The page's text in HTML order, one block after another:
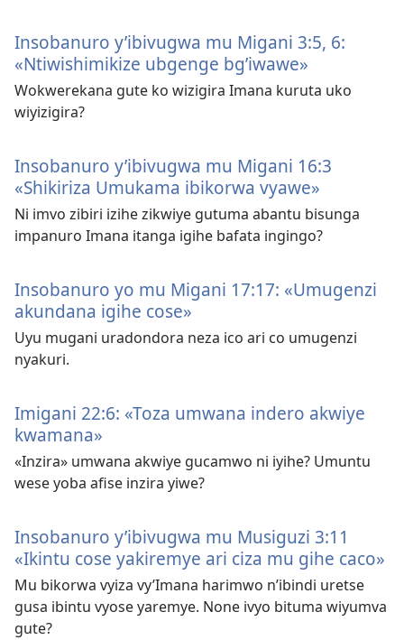
Insobanuro y’ibivugwa mu Migani 3:5, 6:
«Ntiwishimikize ubgenge bg’iwawe»
Wokwerekana gute ko wizigira Imana kuruta uko
wiyizigira?
Insobanuro y’ibivugwa mu Migani 16:3
«Shikiriza Umukama ibikorwa vyawe»
Ni imvo zibiri izihe zikwiye gutuma abantu bisunga
impanuro Imana itanga igihe bafata ingingo?
Insobanuro yo mu Migani 17:17: «Umugenzi
akundana igihe cose»
Uyu mugani uradondora neza ico ari co umugenzi
nyakuri.
Imigani 22:6: «Toza umwana indero akwiye
kwamana»
«Inzira» umwana akwiye gucamwo ni iyihe? Umuntu
wese yoba afise inzira yiwe?
Insobanuro y’ibivugwa mu Musiguzi 3:11
«Ikintu cose yakiremye ari ciza mu gihe caco»
Mu bikorwa vyiza vy’Imana harimwo n’ibindi uretse
gusa ibintu vyose yaremye. None ivyo bituma wiyumva
gute?